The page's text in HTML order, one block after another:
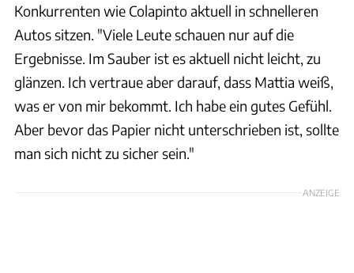
Konkurrenten wie Colapinto aktuell in schnelleren
Autos sitzen. "Viele Leute schauen nur auf die
Ergebnisse. Im Sauber ist es aktuell nicht leicht, zu
glänzen. Ich vertraue aber darauf, dass Mattia weiß,
was er von mir bekommt. Ich habe ein gutes Gefühl.
Aber bevor das Papier nicht unterschrieben ist, sollte
man sich nicht zu sicher sein."
ANZEIGE